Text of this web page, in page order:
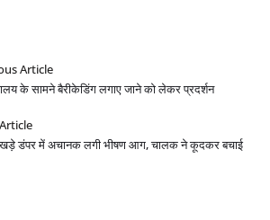
Article
के सामने बैरीकेडिंग लगाए जाने को लेकर प्रदर्शन
डंपर में अचानक लगी भीषण आग, चालक ने कूदकर बचाई